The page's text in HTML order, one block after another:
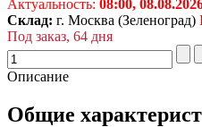
Актуальность: 08:00,
Склад: г. Москва (Зеленоград)
Под заказ, 64 дня
Описание
Общие